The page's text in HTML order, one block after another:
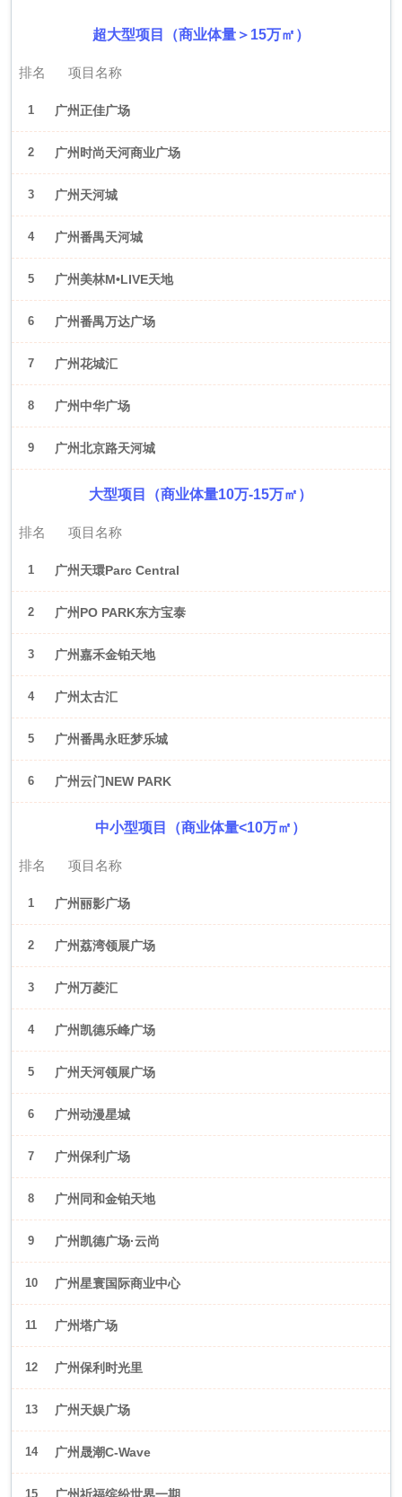
超大型项目（商业体量＞15万㎡）
排名 项目名称
1 广州正佳广场
2 广州时尚天河商业广场
3 广州天河城
4 广州番禺天河城
5 广州美林M•LIVE天地
6 广州番禺万达广场
7 广州花城汇
8 广州中华广场
9 广州北京路天河城
大型项目（商业体量10万-15万㎡）
排名 项目名称
1 广州天環Parc Central
2 广州PO PARK东方宝泰
3 广州嘉禾金铂天地
4 广州太古汇
5 广州番禺永旺梦乐城
6 广州云门NEW PARK
中小型项目（商业体量<10万㎡）
排名 项目名称
1 广州丽影广场
2 广州荔湾领展广场
3 广州万菱汇
4 广州凯德乐峰广场
5 广州天河领展广场
6 广州动漫星城
7 广州保利广场
8 广州同和金铂天地
9 广州凯德广场·云尚
10 广州星寰国际商业中心
11 广州塔广场
12 广州保利时光里
13 广州天娱广场
14 广州晟潮C-Wave
15